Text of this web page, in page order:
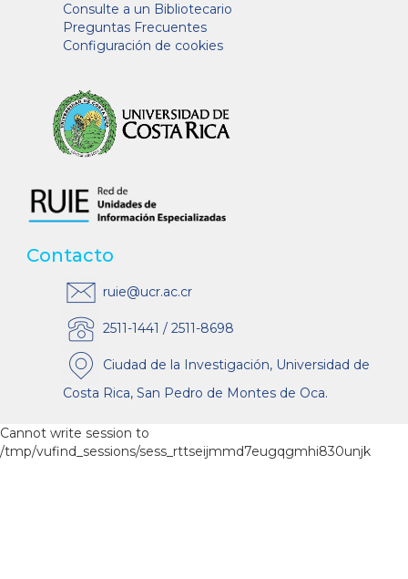
Consulte a un Bibliotecario
Preguntas Frecuentes
Configuración de cookies
Contacto
ruie@ucr.ac.cr
2511-1441 / 2511-8698
Ciudad de la Investigación, Universidad de
Costa Rica, San Pedro de Montes de Oca.
Cannot write session to
/tmp/vufind_sessions/sess_rttseijmmd7eugqgmhi830unjk